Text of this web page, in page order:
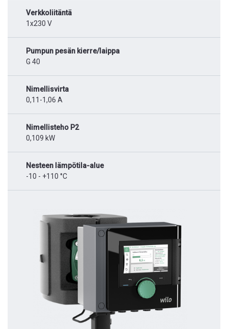
Verkkoliitäntä
1x230 V
Pumpun pesän kierre/laippa
G 40
Nimellisvirta
0,11-1,06 A
Nimellisteho P2
0,109 kW
Nesteen lämpötila-alue
-10 - +110 °C